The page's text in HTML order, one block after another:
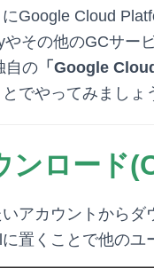
b
o
e
Google Cloud
やその他のGCサー
自の 「Google
でやってみましょ
ンロード
アカウントからダ
置くことで他のユ